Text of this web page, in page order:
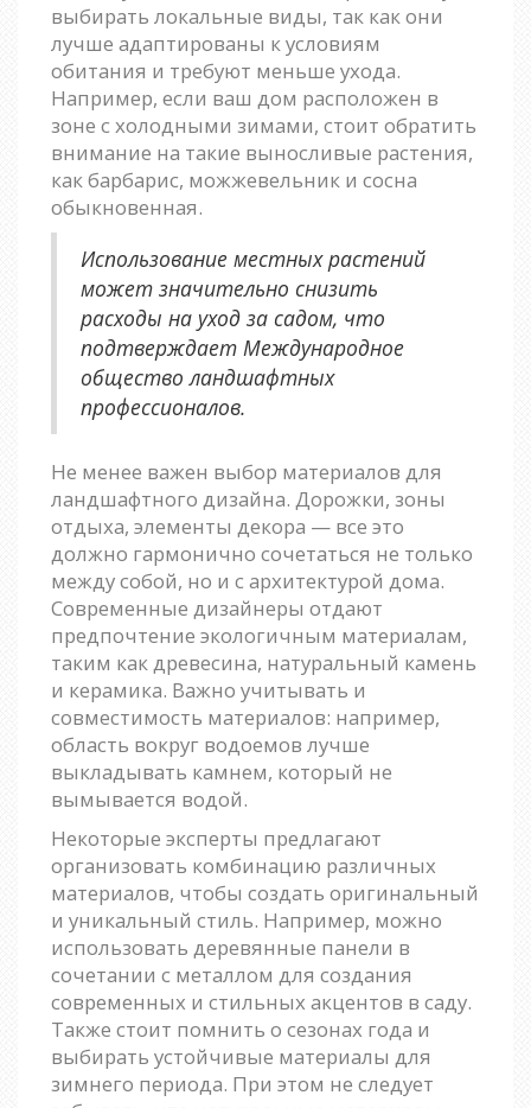
выбирать локальные виды, так как они
лучше адаптированы к условиям
обитания и требуют меньше ухода.
Например, если ваш дом расположен в
зоне с холодными зимами, стоит обратить
внимание на такие выносливые растения,
как барбарис, можжевельник и сосна
обыкновенная.
Использование местных растений
может значительно снизить
расходы на уход за садом, что
подтверждает Международное
общество ландшафтных
профессионалов.
Не менее важен выбор материалов для
ландшафтного дизайна. Дорожки, зоны
отдыха, элементы декора — все это
должно гармонично сочетаться не только
между собой, но и с архитектурой дома.
Современные дизайнеры отдают
предпочтение экологичным материалам,
таким как древесина, натуральный камень
и керамика. Важно учитывать и
совместимость материалов: например,
область вокруг водоемов лучше
выкладывать камнем, который не
вымывается водой.
Некоторые эксперты предлагают
организовать комбинацию различных
материалов, чтобы создать оригинальный
и уникальный стиль. Например, можно
использовать деревянные панели в
сочетании с металлом для создания
современных и стильных акцентов в саду.
Также стоит помнить о сезонах года и
выбирать устойчивые материалы для
зимнего периода. При этом не следует